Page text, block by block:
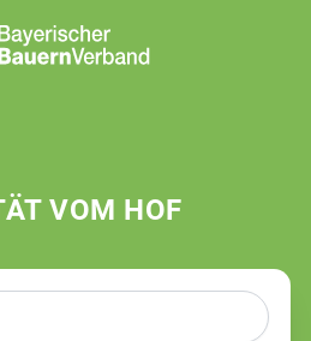
VOM HOF